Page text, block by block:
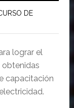
DE
lograr el
capacitación